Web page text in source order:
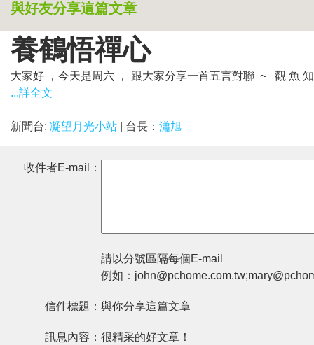
與好友分享這篇文章
養鶴悟禪心
大家好 ，今天是周六 ， 跟大家分享一首五言對聯 ~ 觀 魚
...詳全文
新聞台: 凝望月光小站 | 台長： 瀟旭
收件者E-mail：
請以分號區隔每個E-mail
例如：
信件標題： 與你分享這篇文章
訊息內容： 很精采的好文章！